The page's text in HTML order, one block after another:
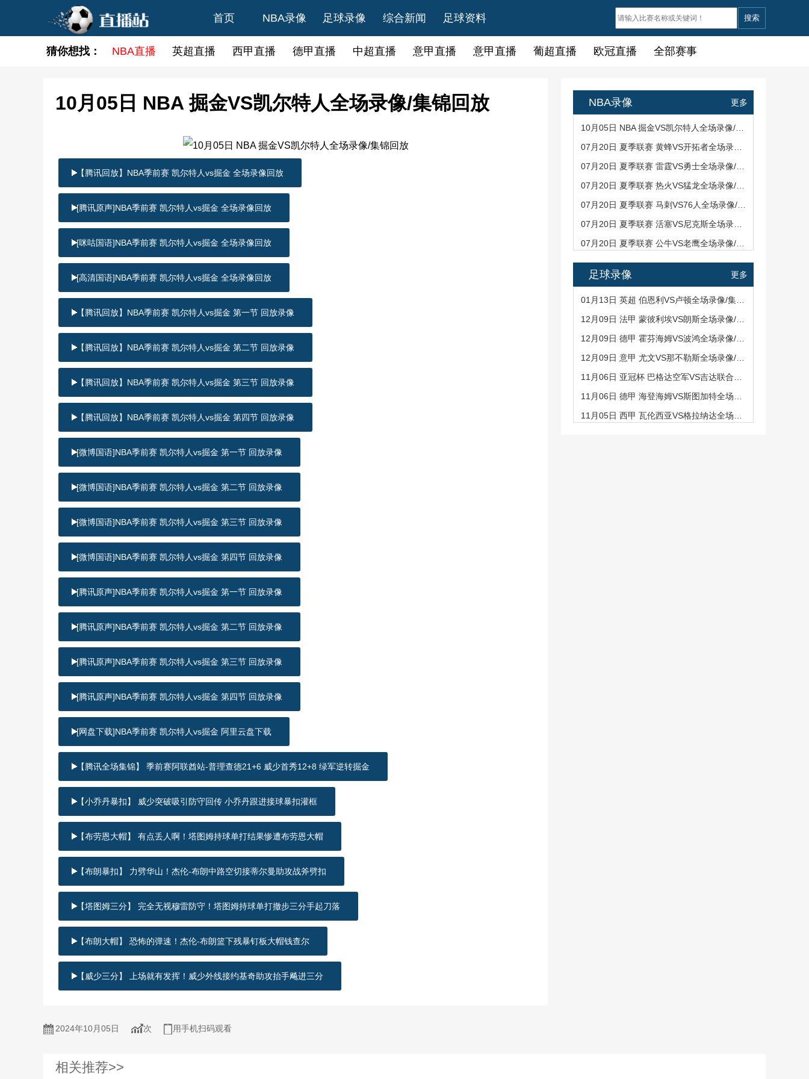
首页 NBA录像 足球录像 综合新闻 足球资料 搜索
猜你想找： NBA直播 英超直播 西甲直播 德甲直播 中超直播 意甲直播 意甲直播 葡超直播 欧冠直播 全部赛事
10月05日 NBA 掘金VS凯尔特人全场录像/集锦回放
【腾讯回放】NBA季前赛 凯尔特人vs掘金 全场录像回放
[腾讯原声]NBA季前赛 凯尔特人vs掘金 全场录像回放
[咪咕国语]NBA季前赛 凯尔特人vs掘金 全场录像回放
[高清国语]NBA季前赛 凯尔特人vs掘金 全场录像回放
【腾讯回放】NBA季前赛 凯尔特人vs掘金 第一节 回放录像
【腾讯回放】NBA季前赛 凯尔特人vs掘金 第二节 回放录像
【腾讯回放】NBA季前赛 凯尔特人vs掘金 第三节 回放录像
【腾讯回放】NBA季前赛 凯尔特人vs掘金 第四节 回放录像
[微博国语]NBA季前赛 凯尔特人vs掘金 第一节 回放录像
[微博国语]NBA季前赛 凯尔特人vs掘金 第二节 回放录像
[微博国语]NBA季前赛 凯尔特人vs掘金 第三节 回放录像
[微博国语]NBA季前赛 凯尔特人vs掘金 第四节 回放录像
[腾讯原声]NBA季前赛 凯尔特人vs掘金 第一节 回放录像
[腾讯原声]NBA季前赛 凯尔特人vs掘金 第二节 回放录像
[腾讯原声]NBA季前赛 凯尔特人vs掘金 第三节 回放录像
[腾讯原声]NBA季前赛 凯尔特人vs掘金 第四节 回放录像
[网盘下载]NBA季前赛 凯尔特人vs掘金 阿里云盘下载
【腾讯全场集锦】 季前赛阿联酋站-普理查德21+6 威少首秀12+8 绿军逆转掘金
【小乔丹暴扣】 威少突破吸引防守回传 小乔丹跟进接球暴扣灌框
【布劳恩大帽】 有点丢人啊！塔图姆持球单打结果惨遭布劳恩大帽
【布朗暴扣】 力劈华山！杰伦-布朗中路空切接蒂尔曼助攻战斧劈扣
【塔图姆三分】 完全无视穆雷防守！塔图姆持球单打撤步三分手起刀落
【布朗大帽】 恐怖的弹速！杰伦-布朗篮下残暴钉板大帽钱查尔
【威少三分】 上场就有发挥！威少外线接约基奇助攻抬手飚进三分
NBA录像 更多
足球录像 更多
2024年10月05日 次 用手机扫码观看
相关推荐>>